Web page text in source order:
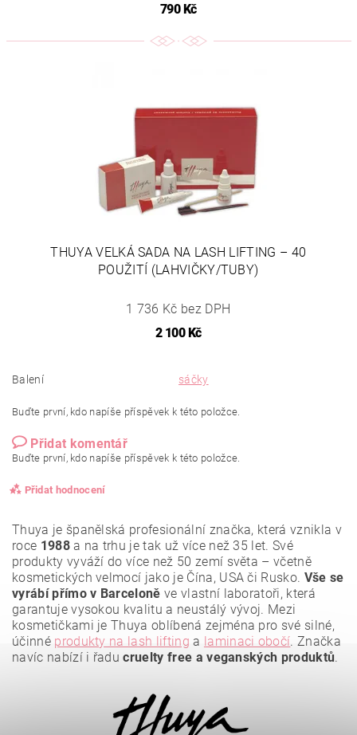
790 Kč
THUYA VELKÁ SADA NA LASH LIFTING – 40
POUŽITÍ (LAHVIČKY/TUBY)
1 736 Kč bez DPH
2 100 Kč
Balení sáčky
Buďte první, kdo napíše příspěvek k této položce.
Přidat komentář
Buďte první, kdo napíše příspěvek k této položce.
Přidat hodnocení
Thuya je španělská profesionální značka, která vznikla v
roce 1988a na trhu je tak už více než 35 let. Své
produkty vyváží do více než 50 zemí světa – včetně
kosmetických velmocí jako je Čína, USA či Rusko. Vše se
vyrábí přímo v Barceloně ve vlastní laboratoři, která
garantuje vysokou kvalitu a neustálý vývoj. Mezi
kosmetičkami je Thuya oblíbená zejména pro své silné,
účinné produkty na lash lifting a laminaci obočí. Značka
navíc nabízí i řaducruelty free a veganských produktů.